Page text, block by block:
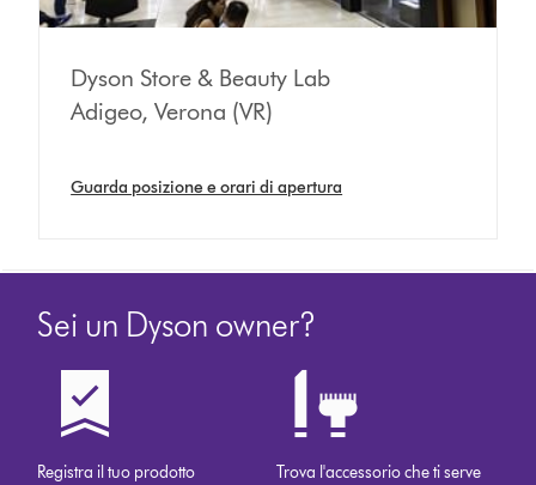
Dyson Store & Beauty Lab
Adigeo, Verona (VR)
Guarda posizione e orari di apertura
Sei un Dyson owner?
Registra il tuo prodotto Trova l'accessorio che ti serve